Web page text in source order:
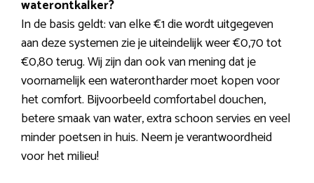
waterontkalker?
In de basis geldt: van elke €1 die wordt uitgegeven
aan deze systemen zie je uiteindelijk weer €0,70 tot
€0,80 terug. Wij zijn dan ook van mening dat je
voornamelijk een waterontharder moet kopen voor
het comfort. Bijvoorbeeld comfortabel douchen,
betere smaak van water, extra schoon servies en veel
minder poetsen in huis. Neem je verantwoordheid
voor het milieu!